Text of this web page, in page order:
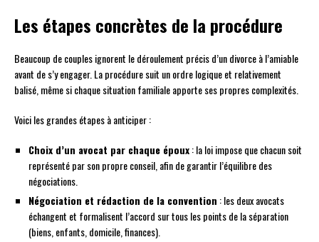
Les étapes concrètes de la procédure
Beaucoup de couples ignorent le déroulement précis d’un divorce à l’amiable
avant de s’y engager. La procédure suit un ordre logique et relativement
balisé, même si chaque situation familiale apporte ses propres complexités.
Voici les grandes étapes à anticiper :
Choix d’un avocat par chaque époux: la loi impose que chacun soit
représenté par son propre conseil, afin de garantir l’équilibre des
négociations.
Négociation et rédaction de la convention : les deux avocats
échangent et formalisent l’accord sur tous les points de la séparation
(biens, enfants, domicile, finances).